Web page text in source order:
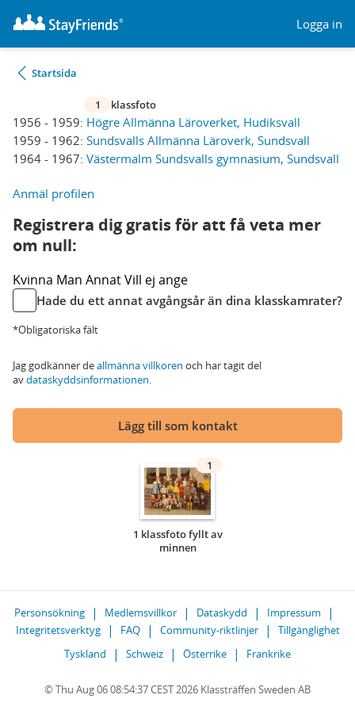
Logga in
Startsida
1956 - 1959: Högre Allmänna Läroverket, Hudiksvall
1959 - 1962: Sundsvalls Allmänna Läroverk, Sundsvall
1964 - 1967: Västermalm Sundsvalls gymnasium, Sundsvall
1 klassfoto
Anmäl profilen
Registrera dig gratis för att få veta mer
om null:
Kvinna Man AnnatVill ej ange
Hade du ett annat avgångsår än dina klasskamrater?
*Obligatoriska fält
Jag godkänner deallmänna villkoren och har tagit del
avdataskyddsinformationen.
Lägg till som kontakt
1
1 klassfoto fyllt av
minnen
Personsökning Medlemsvillkor Dataskydd
Impressum
Integritetsverktyg
FAQ Community-riktlinjer
Tillgänglighet
Tyskland
Schweiz Österrike Frankrike
© Thu Aug 06 08:54:37 CEST 2026 Klassträffen Sweden AB